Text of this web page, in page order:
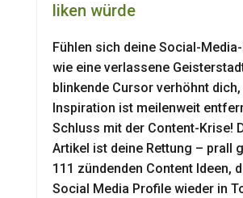
liken würde
Fühlen sich deine Social-
wie eine verlassene
blinkende Cursor verhöhnt dich,
Inspiration ist meilenweit
Schluss mit der Content-Krise!
Artikel ist deine Rettung – prall
111 zündenden Content Ideen,
Social Media Profile wieder in